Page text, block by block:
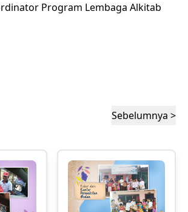
Program Lembaga Alkitab
Sebelumnya >